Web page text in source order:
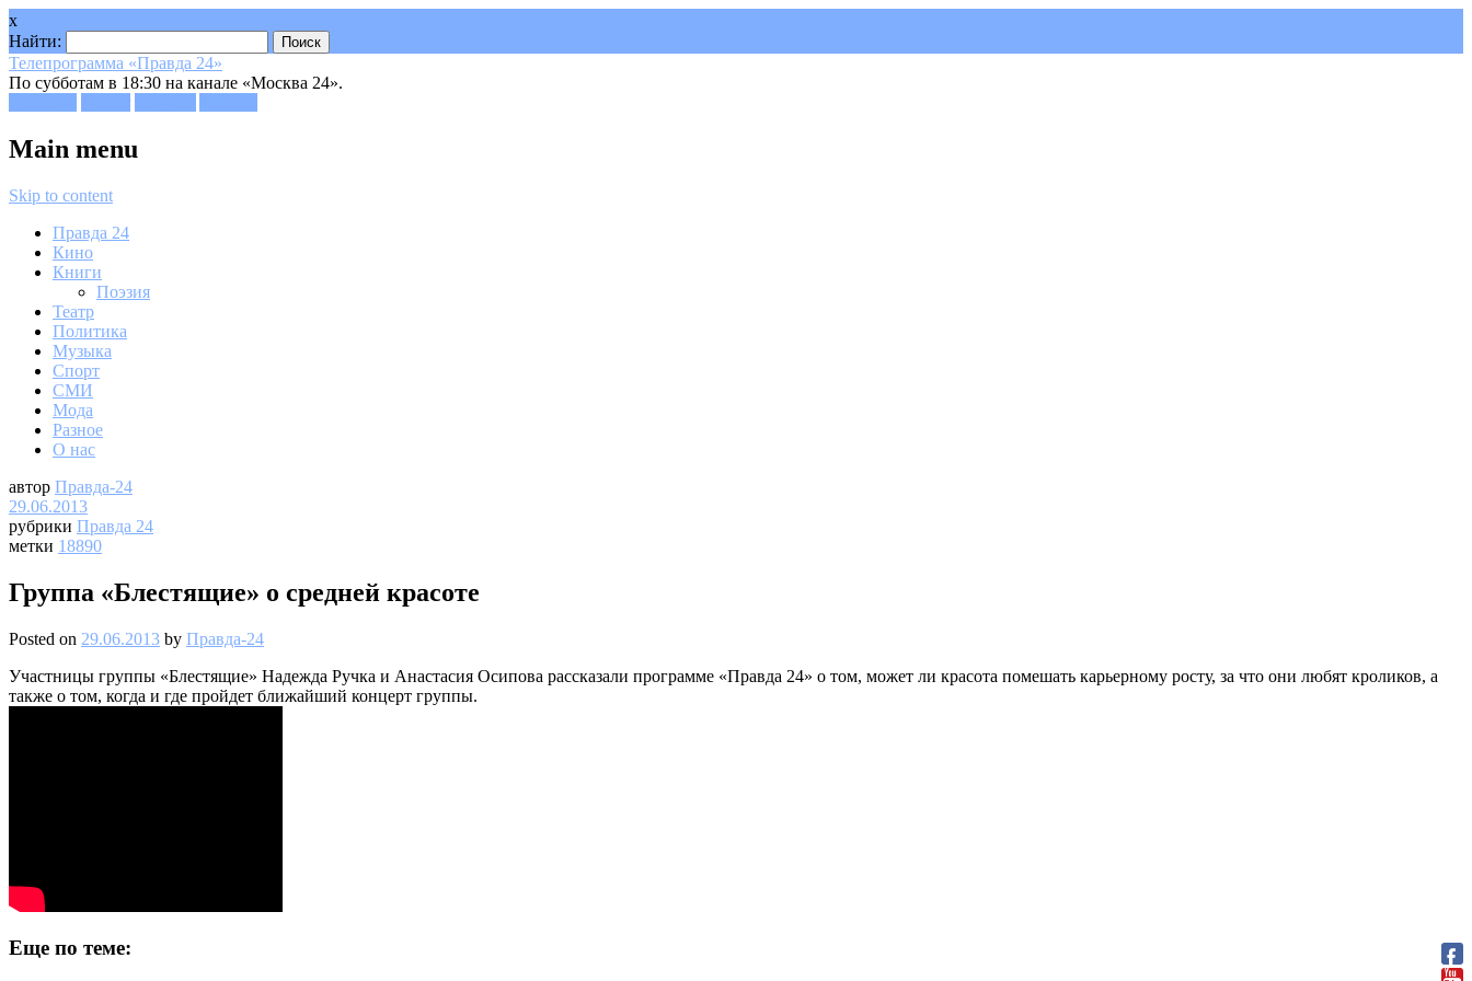
x
Найти:
Телепрограмма «Правда 24»
По субботам в 18:30 на канале «Москва 24».
Main menu
Skip to content
Правда 24
Кино
Книги
Поэзия
Театр
Политика
Музыка
Спорт
СМИ
Мода
Разное
О нас
автор Правда-24
29.06.2013
рубрики Правда 24
метки 18890
Группа «Блестящие» о средней красоте
Posted on 29.06.2013 by Правда-24
Участницы группы «Блестящие» Надежда Ручка и Анастасия Осипова рассказали программе «Правда 24» о том, может ли красота помешать карьерному росту, за что они любят кроликов, а
также о том, когда и где пройдет ближайший концерт группы.
Еще по теме: